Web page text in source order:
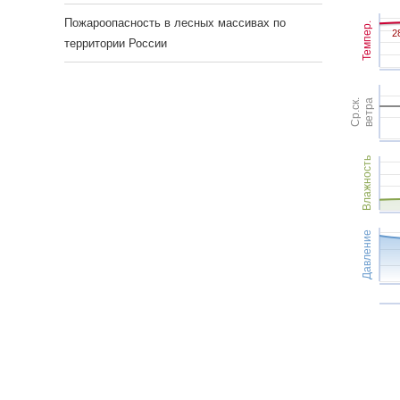
Темпер.
Ср.ск.ветра
Влажность
Давление
Пожароопасность в лесных массивах по
территории России